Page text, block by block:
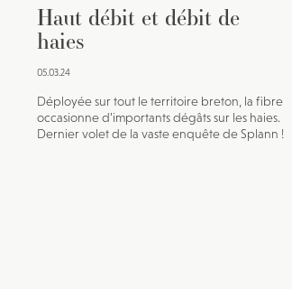
Haut débit et débit de
haies
05.03.24
Déployée sur tout le territoire breton, la fibre
occasionne d’importants dégâts sur les haies.
Dernier volet de la vaste enquête de Splann !